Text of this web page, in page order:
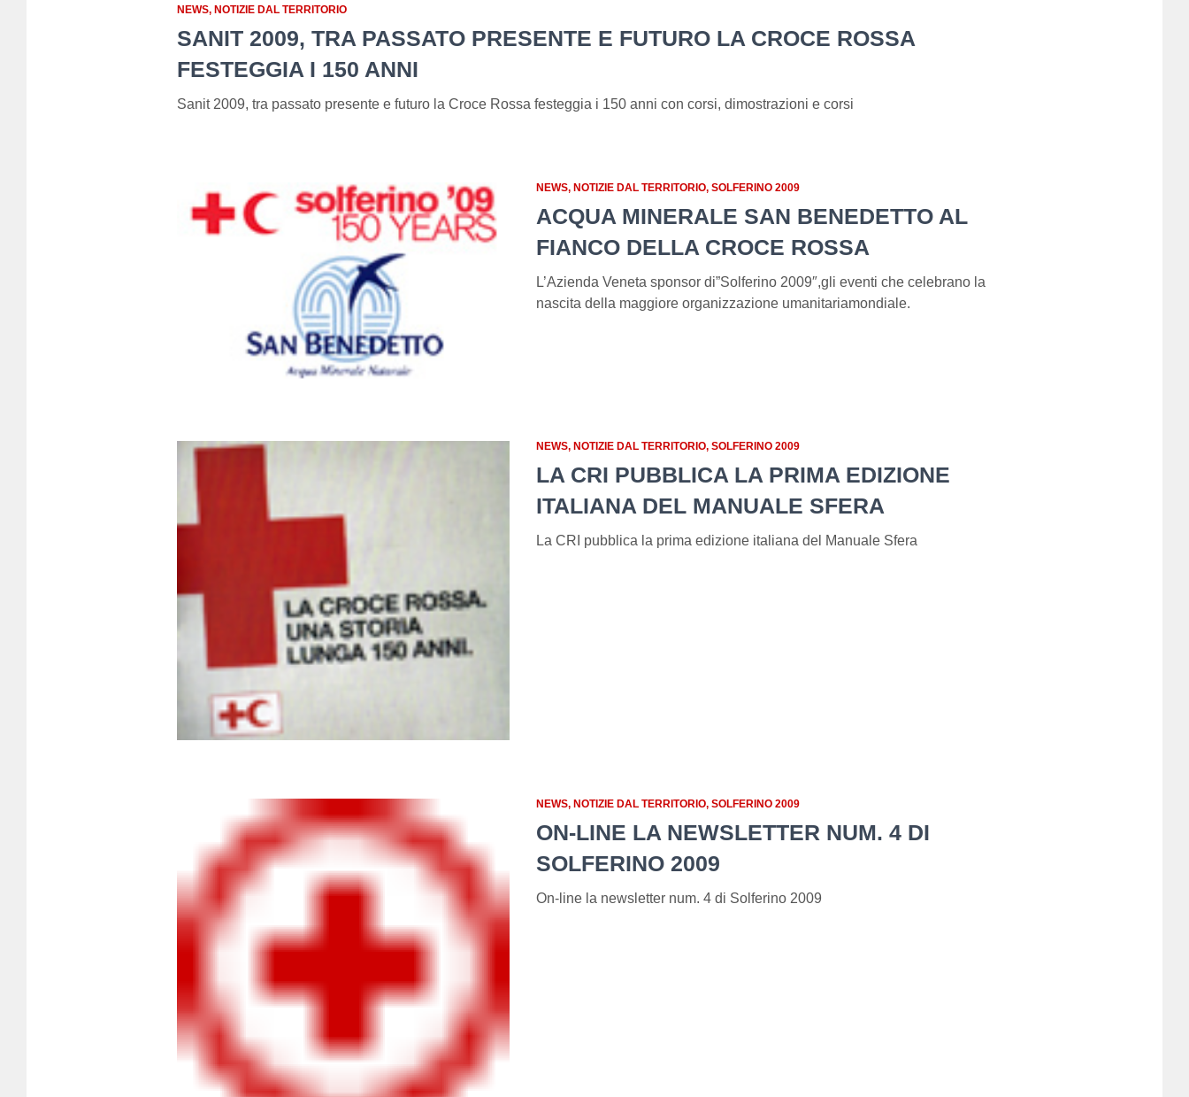
NEWS NOTIZIE DAL TERRITORIO
SANIT 2009, TRA PASSATO PRESENTE E FUTURO LA CROCE ROSSA
FESTEGGIA I 150 ANNI
Sanit 2009, tra passato presente e futuro la Croce Rossa festeggia i 150 anni con corsi, dimostrazioni e corsi
NEWS NOTIZIE DAL TERRITORIO SOLFERINO 2009
ACQUA MINERALE SAN BENEDETTO AL
FIANCO DELLA CROCE ROSSA
L’Azienda Veneta sponsor di”Solferino 2009″,gli eventi che celebrano la
nascita della maggiore organizzazione umanitariamondiale.
NEWS NOTIZIE DAL TERRITORIO SOLFERINO 2009
LA CRI PUBBLICA LA PRIMA EDIZIONE
ITALIANA DEL MANUALE SFERA
La CRI pubblica la prima edizione italiana del Manuale Sfera
NEWS NOTIZIE DAL TERRITORIO SOLFERINO 2009
ON-LINE LA NEWSLETTER NUM. 4 DI
SOLFERINO 2009
On-line la newsletter num. 4 di Solferino 2009